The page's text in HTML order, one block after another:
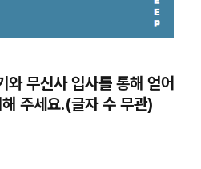
와 무신사 입사를 통해 얻어
주세요.(글자 수 무관)